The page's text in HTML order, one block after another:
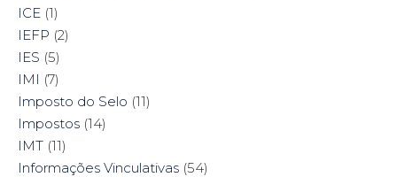
ICE (1)
IEFP (2)
IES (5)
IMI (7)
Imposto do Selo (11)
Impostos (14)
IMT (11)
Informações Vinculativas (54)